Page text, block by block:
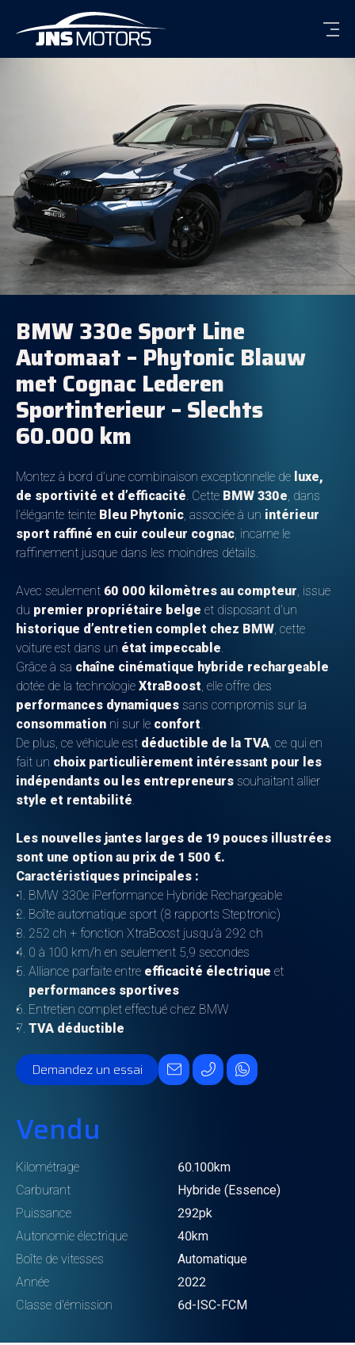
BMW 330e Sport Line
Automaat – Phytonic Blauw
met Cognac Lederen
Sportinterieur – Slechts
60.000 km
Montez à bord d’une combinaison exceptionnelle de luxe,
de sportivité et d’efficacité . Cette BMW 330e , dans
l’élégante teinte Bleu Phytonic , associée à un intérieur
sport raffiné en cuir couleur cognac , incarne le
raffinement jusque dans les moindres détails.
Avec seulement 60 000 kilomètres au compteur , issue
du premier propriétaire belge et disposant d’un
historique d’entretien complet chez BMW , cette
voiture est dans un état impeccable
Grâce à sa chaîne cinématique hybride rechargeable
dotée de la technologie XtraBoost , elle offre des
performances dynamiques sans compromis sur la
consommation ni sur le confort
De plus, ce véhicule est déductible de la TVA , ce qui en
fait un choix particulièrement intéressant pour les
indépendants ou les entrepreneurs souhaitant allier
style et rentabilité
Les nouvelles jantes larges de 19 pouces illustrées
sont une option au prix de 1 500 €.
Caractéristiques principales :
BMW 330e iPerformance Hybride Rechargeable
Boîte automatique sport (8 rapports Steptronic)
252 ch + fonction XtraBoost jusqu’à 292 ch
0 à 100 km/h en seulement 5,9 secondes
Alliance parfaite entre efficacité électrique et
performances sportives
Entretien complet effectué chez BMW
TVA déductible
Demandez un essai
Vendu
Kilométrage
60.100km
Carburant
Hybride (Essence)
Puissance
292pk
Autonomie électrique
40km
Boîte de vitesses
Automatique
Année
2022
Classe d'émission
6d-ISC-FCM